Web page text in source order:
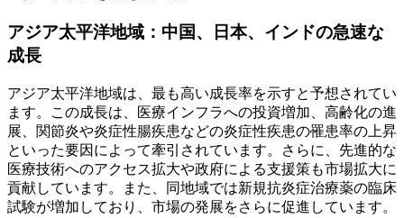
アジア太平洋地域：中国、日本、インドの急速な
成長
アジア太平洋地域は、最も高い成長率を示すと予想されてい
ます。この成長は、医療インフラへの投資増加、高齢化の進
展、関節炎や炎症性腸疾患などの炎症性疾患の罹患率の上昇
といった要因によって牽引されています。さらに、先進的な
医療技術へのアクセス拡大や政府による支援策も市場拡大に
貢献しています。また、同地域では新規抗炎症治療薬の臨床
試験が増加しており、市場の発展をさらに促進しています。